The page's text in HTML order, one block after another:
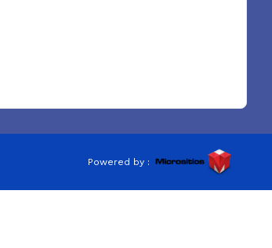
Powered by :